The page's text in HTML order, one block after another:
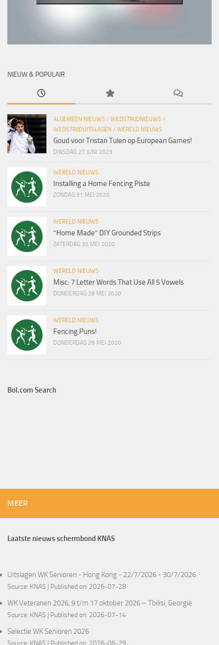
NIEUW & POPULAIR
ALGEMEEN NIEUWS / WEDSTRIJDNIEUWS /
WEDSTRIJDUITSLAGEN / WERELD NIEUWS
Goud voor Tristan Tulen op European Games!
DINSDAG 27 JUNI 2023
WERELD NIEUWS
Installing a Home Fencing Piste
ZONDAG 31 MEI 2020
WERELD NIEUWS
“Home Made” DIY Grounded Strips
ZATERDAG 30 MEI 2020
WERELD NIEUWS
Misc: 7 Letter Words That Use All 5 Vowels
DONDERDAG 28 MEI 2020
WERELD NIEUWS
Fencing Puns!
DONDERDAG 28 MEI 2020
Bol.com Search
MEER
Laatste nieuws schermbond KNAS
Uitslagen WK Senioren - Hong Kong - 22/7/2026 - 30/7/2026
Source: KNAS Published on: 2026-07-28
WK Veteranen 2026, 9 t/m 17 oktober 2026 – Tbilisi, Georgië
Source: KNAS Published on: 2026-07-14
Selectie WK Senioren 2026
Source: KNAS Published on: 2026-06-29